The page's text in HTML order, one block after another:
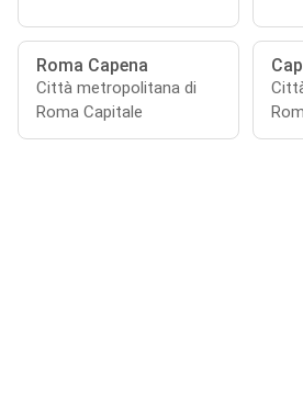
Roma Capena
Città metropolitana di
Roma Capitale